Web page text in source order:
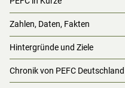
Zahlen, Daten, Fakten
Hintergründe und Ziele
Chronik von PEFC Deutschland